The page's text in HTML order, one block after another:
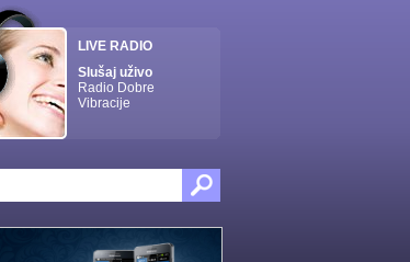
LIVE RADIO
Slušaj uživo
Radio Dobre
Vibracije